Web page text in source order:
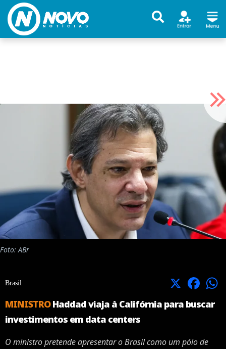
Foto: ABr
Brasil X Facebook
MINISTROHaddad viaja à Califórnia para buscar
investimentos em data centers
O ministro pretende apresentar o Brasil como um pólo de